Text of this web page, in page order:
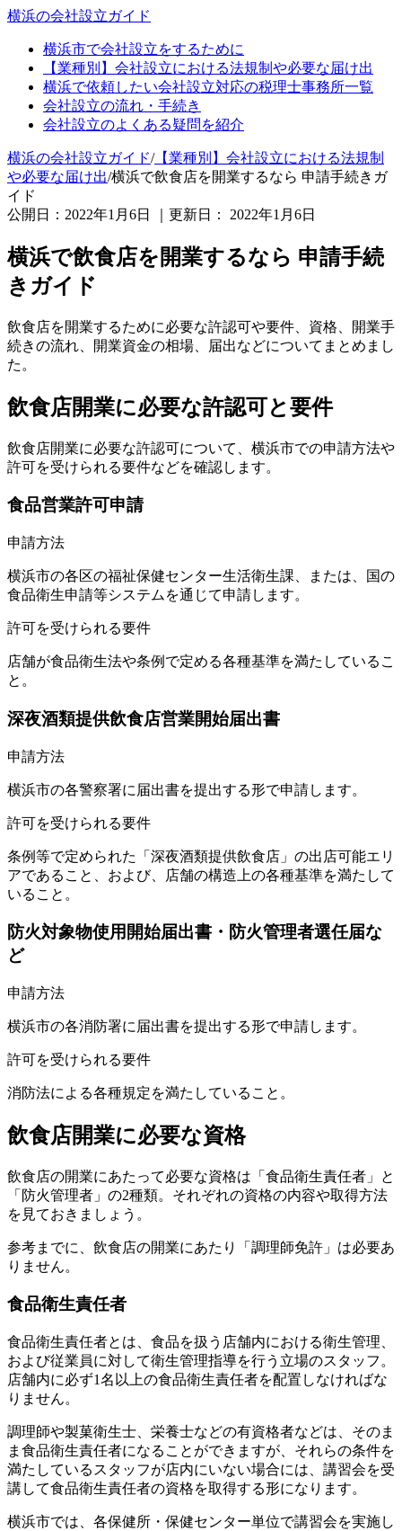
横浜の会社設立ガイド
横浜市で会社設立をするために
【業種別】会社設立における法規制や必要な届け出
横浜で依頼したい会社設立対応の税理士事務所一覧
会社設立の流れ・手続き
会社設立のよくある疑問を紹介
横浜の会社設立ガイド/【業種別】会社設立における法規制
や必要な届け出/横浜で飲食店を開業するなら 申請手続きガ
イド
公開日： 2022年1月6日 ｜更新日： 2022年1月6日
横浜で飲食店を開業するなら 申請手続
きガイド
飲食店を開業するために必要な許認可や要件、資格、開業手
続きの流れ、開業資金の相場、届出などについてまとめまし
た。
飲食店開業に必要な許認可と要件
飲食店開業に必要な許認可について、横浜市での申請方法や
許可を受けられる要件などを確認します。
食品営業許可申請
申請方法
横浜市の各区の福祉保健センター生活衛生課、または、国の
食品衛生申請等システムを通じて申請します。
許可を受けられる要件
店舗が食品衛生法や条例で定める各種基準を満たしているこ
と。
深夜酒類提供飲食店営業開始届出書
申請方法
横浜市の各警察署に届出書を提出する形で申請します。
許可を受けられる要件
条例等で定められた「深夜酒類提供飲食店」の出店可能エリ
アであること、および、店舗の構造上の各種基準を満たして
いること。
防火対象物使用開始届出書・防火管理者選任届な
ど
申請方法
横浜市の各消防署に届出書を提出する形で申請します。
許可を受けられる要件
消防法による各種規定を満たしていること。
飲食店開業に必要な資格
飲食店の開業にあたって必要な資格は「食品衛生責任者」と
「防火管理者」の2種類。それぞれの資格の内容や取得方法
を見ておきましょう。
参考までに、飲食店の開業にあたり「調理師免許」は必要あ
りません。
食品衛生責任者
食品衛生責任者とは、食品を扱う店舗内における衛生管理、
および従業員に対して衛生管理指導を行う立場のスタッフ。
店舗内に必ず1名以上の食品衛生責任者を配置しなければな
りません。
調理師や製菓衛生士、栄養士などの有資格者などは、そのま
ま食品衛生責任者になることができますが、それらの条件を
満たしているスタッフが店内にいない場合には、講習会を受
講して食品衛生責任者の資格を取得する形になります。
横浜市では、各保健所・保健センター単位で講習会を実施し